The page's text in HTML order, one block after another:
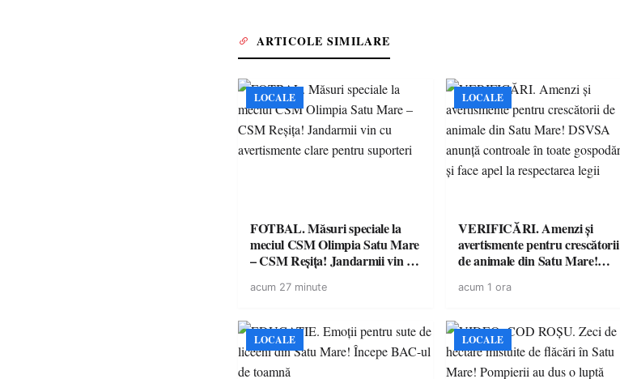
ARTICOLE SIMILARE
LOCALE
FOTBAL. Măsuri speciale la
meciul CSM Olimpia Satu Mare
– CSM Reșița! Jandarmii vin cu
suporteri
acum 27 minute
LOCALE
VERIFICĂRI. Amenzi și
avertismente pentru crescătorii
de animale din Satu Mare!
toate gospodăriile și face apel la
acum 1 ora
LOCALE LOCALE